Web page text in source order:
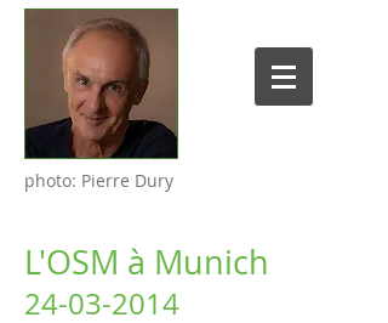
photo: Pierre Dury
L'OSM à Munich
24-03-2014